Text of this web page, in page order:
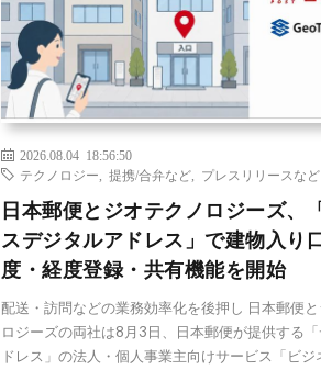
2026.08.04 18:56:50
テクノロジー
,提携/合弁など プレスリリースなど
日本郵便とジオテクノロジーズ、
スデジタルアドレス」で建物入り
度・経度登録・共有機能を開始
配送・訪問などの業務効率化を後押し 日本郵便
ロジーズの両社は8月3日、日本郵便が提供する
ドレス」の法人・個人事業主向けサービス「ビジ